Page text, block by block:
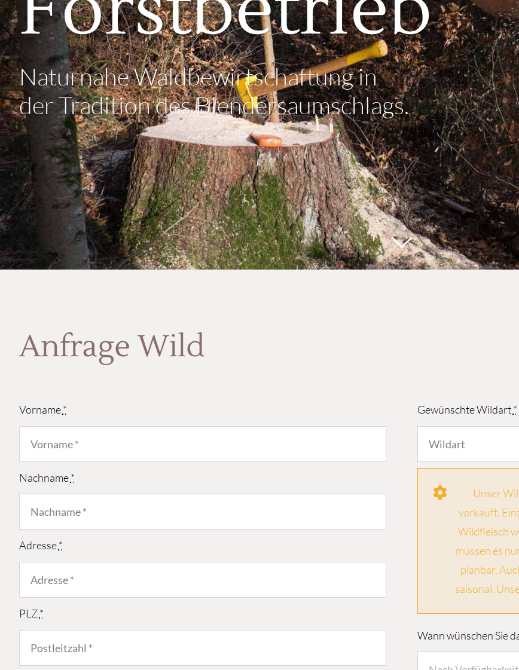
Naturnahe Waldbewirtschaftung in
der Tradition des Blendersaumschlags.
Anfrage Wild
Vorname*
Nachname*
Adresse*
PLZ*
Gewünschte Wildart*
Unser
verkauft.
Wildfleisch
müssen es
planbar.
saisonal.
Wann wünschen Sie